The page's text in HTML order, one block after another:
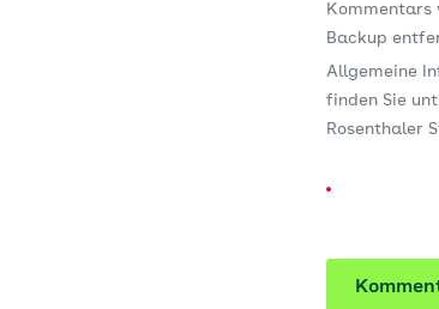
Kommentars
Backup
Allgemeine
finden Sie
Rosenthaler